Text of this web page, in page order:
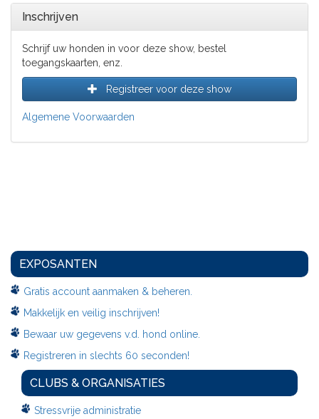
Inschrijven
Schrijf uw honden in voor deze show, bestel
toegangskaarten, enz.
Registreer voor deze show
Algemene Voorwaarden
EXPOSANTEN
Gratis account aanmaken & beheren.
Makkelijk en veilig inschrijven!
Bewaar uw gegevens v.d. hond online.
Registreren in slechts 60 seconden!
CLUBS & ORGANISATIES
Stressvrije administratie